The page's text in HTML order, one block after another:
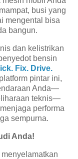
busi yang
mengental bisa
bangun.
dan kelistrikan
bensin
Fix. Drive.
pintar ini,
Anda—
teknis—
performa
sempurna.
Anda!